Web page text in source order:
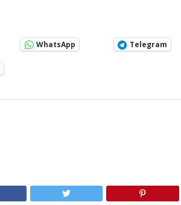
WhatsApp Telegram